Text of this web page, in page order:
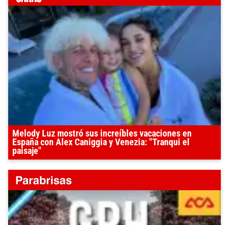
Melody Luz mostró sus increíbles vacaciones en
España con Alex Caniggia y Venezia: "Tranqui el
paisaje"